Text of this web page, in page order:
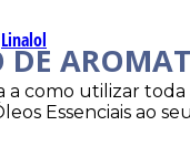
Linalol
DE
a como utilizar toda
Essenciais ao